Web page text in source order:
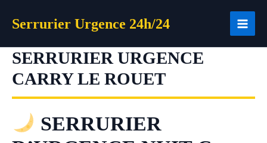
Serrurier Urgence 24h/24
SERRURIER URGENCE
CARRY LE ROUET
SERRURIER